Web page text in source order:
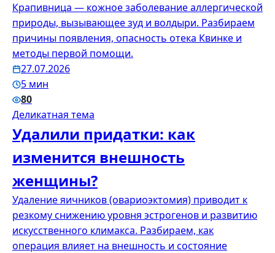
Крапивница — кожное заболевание аллергической
природы, вызывающее зуд и волдыри. Разбираем
причины появления, опасность отека Квинке и
методы первой помощи.
27.07.2026
5 мин
80
Деликатная тема
Удалили придатки: как
изменится внешность
женщины?
Удаление яичников (овариоэктомия) приводит к
резкому снижению уровня эстрогенов и развитию
искусственного климакса. Разбираем, как
операция влияет на внешность и состояние